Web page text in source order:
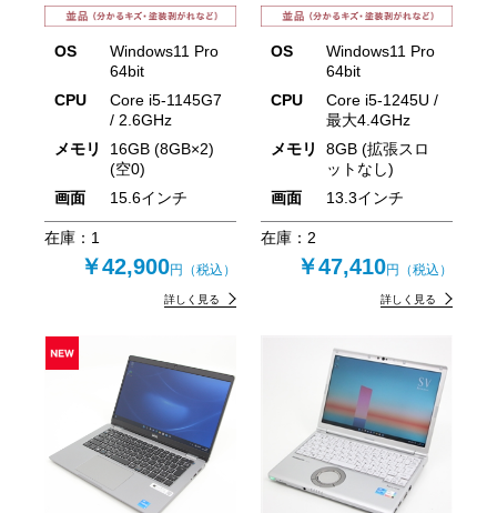
OS
Windows11 Pro
64bit
CPU
Core i5-1145G7
/ 2.6GHz
メモリ
16GB (8GB×2)
(空0)
画面
15.6インチ
在庫： 1
￥42,900円（税込）
詳しく見る
OS
Windows11 Pro
64bit
CPU
Core i5-1245U /
最大4.4GHz
メモリ
8GB (拡張スロ
ットなし)
画面
13.3インチ
在庫： 2
￥47,410円（税込）
詳しく見る